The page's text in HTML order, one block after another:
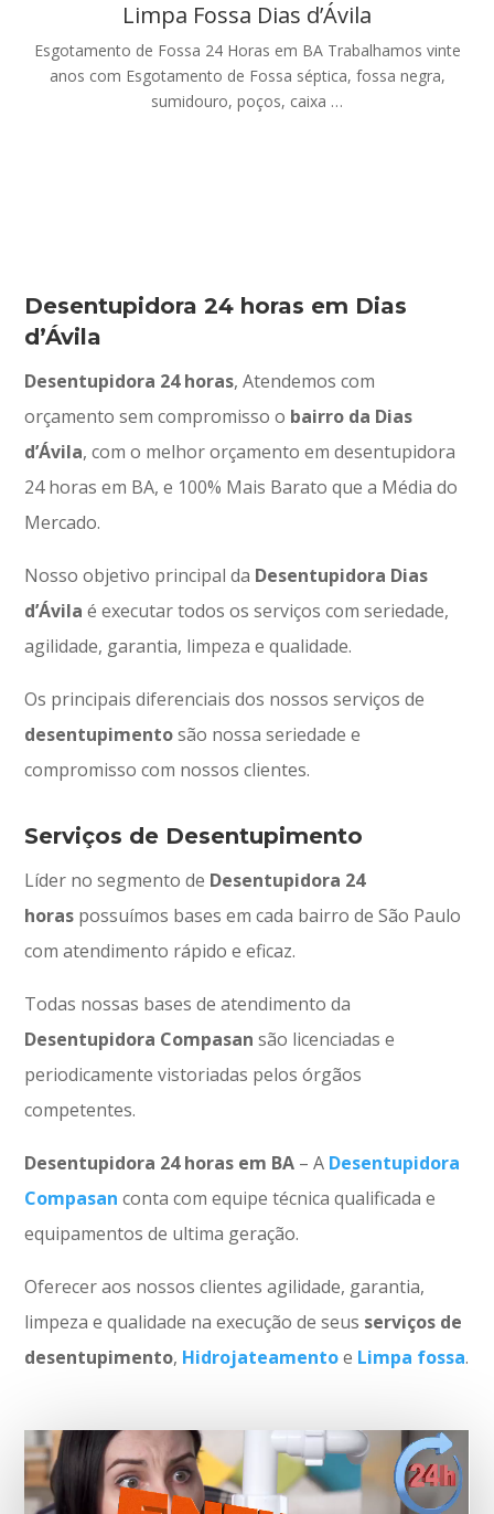
Limpa Fossa Dias d’Ávila
Esgotamento de Fossa 24 Horas em BA Trabalhamos vinte
anos com Esgotamento de Fossa séptica, fossa negra,
sumidouro, poços, caixa …
Desentupidora 24 horas em Dias
d’Ávila
Desentupidora 24 horas, Atendemos com
orçamento sem compromisso o bairro da Dias
d’Ávila, com o melhor orçamento em desentupidora
24 horas em BA, e 100% Mais Barato que a Média do
Mercado.
Nosso objetivo principal da Desentupidora Dias
d’Ávila é executar todos os serviços com seriedade,
agilidade, garantia, limpeza e qualidade.
Os principais diferenciais dos nossos serviços de
desentupimentosão nossa seriedade e
compromisso com nossos clientes.
Serviços de Desentupimento
Líder no segmento de Desentupidora 24
horas possuímos bases em cada bairro de São Paulo
com atendimento rápido e eficaz.
Todas nossas bases de atendimento da
Desentupidora Compasansão licenciadas e
periodicamente vistoriadas pelos órgãos
competentes.
Desentupidora 24 horas em BA – A Desentupidora
Compasan conta com equipe técnica qualificada e
equipamentos de ultima geração.
Oferecer aos nossos clientes agilidade, garantia,
limpeza e qualidade na execução de seus serviços de
desentupimento, Hidrojateamentoe Limpa fossa.